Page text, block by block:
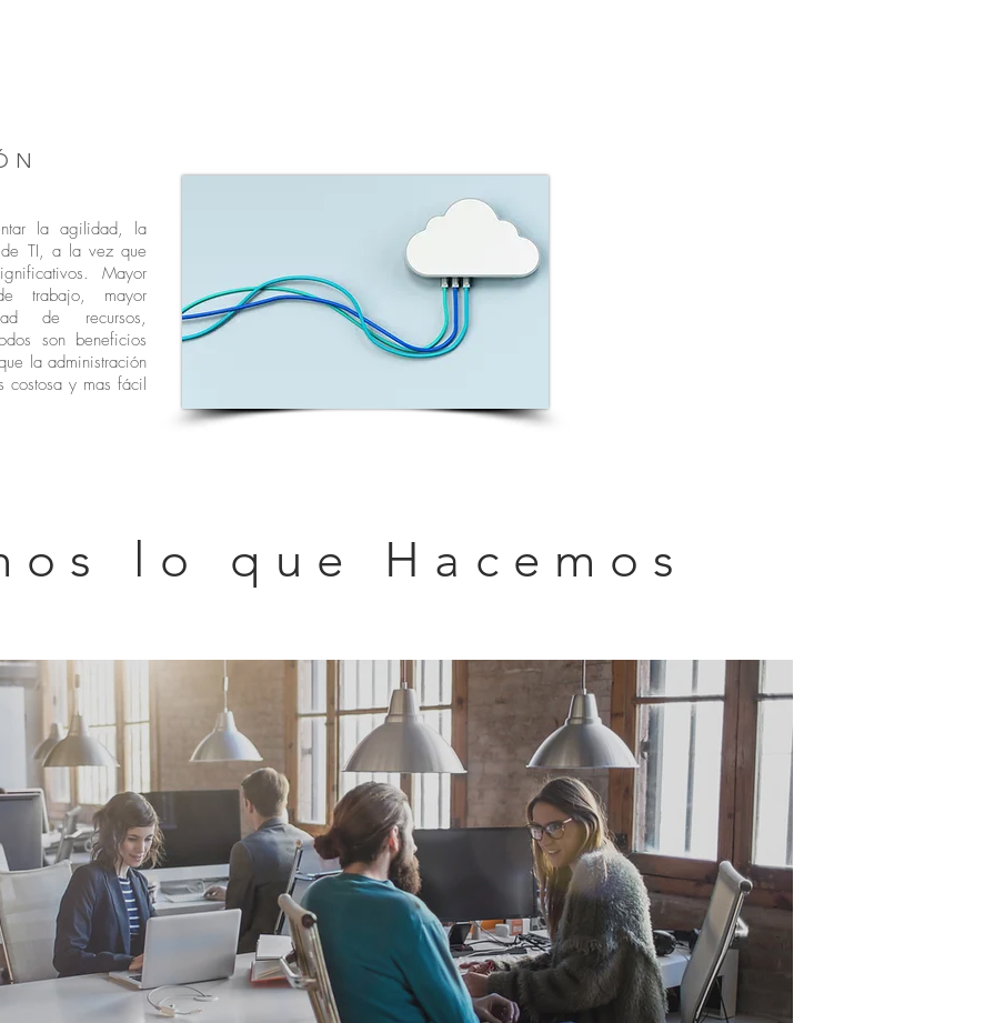
la agilidad, la
TI, a la vez que
Mayor
trabajo, mayor
de recursos,
son beneficios
la administración
costosa y mas fácil
04
lo que Hacemos